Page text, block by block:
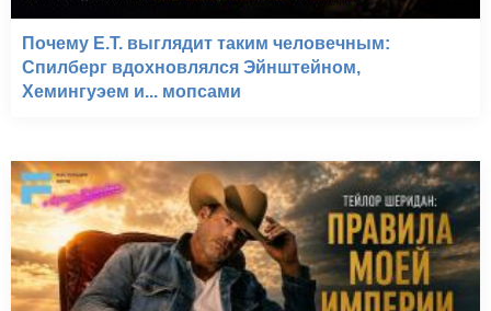
Почему E.T. выглядит таким человечным:
Спилберг вдохновлялся Эйнштейном,
Хемингуэем и... мопсами